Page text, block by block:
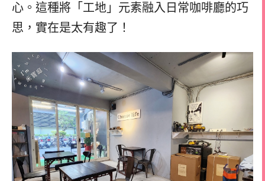
心。這種將「工地」元素融入日常咖啡廳的巧
思，實在是太有趣了！